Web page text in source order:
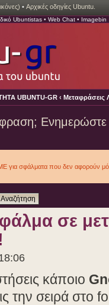
• Αρχικές οδηγίες Ubuntu.
Ubuntistas • Web Chat • Imagebin
UBUNTU-GR ‹ Μεταφράσεις
για σφάλματα που δεν αφορούν
σε
κάποιο
την σειρά στο